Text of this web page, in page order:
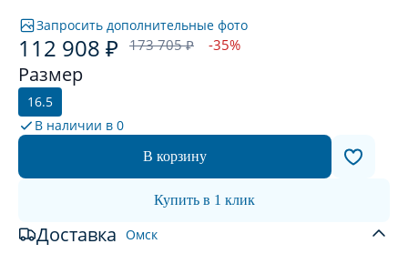
Запросить дополнительные фото
112 908 ₽ 173 705 ₽ -35%
Размер
16.5
В наличии в 0
В корзину
Купить в 1 клик
Доставка Омск